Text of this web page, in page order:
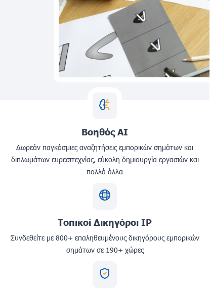
Βοηθός AI
Δωρεάν παγκόσμιες αναζητήσεις εμπορικών σημάτων και
διπλωμάτων ευρεσιτεχνίας, εύκολη δημιουργία εργασιών και
πολλά άλλα
Τοπικοί Δικηγόροι IP
Συνδεθείτε με 800+ επαληθευμένους δικηγόρους εμπορικών
σημάτων σε 190+ χώρες